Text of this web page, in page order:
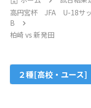
高円宮杯 JFA U-18サ
B
柏崎 vs 新発田
２種[高校・ユース]